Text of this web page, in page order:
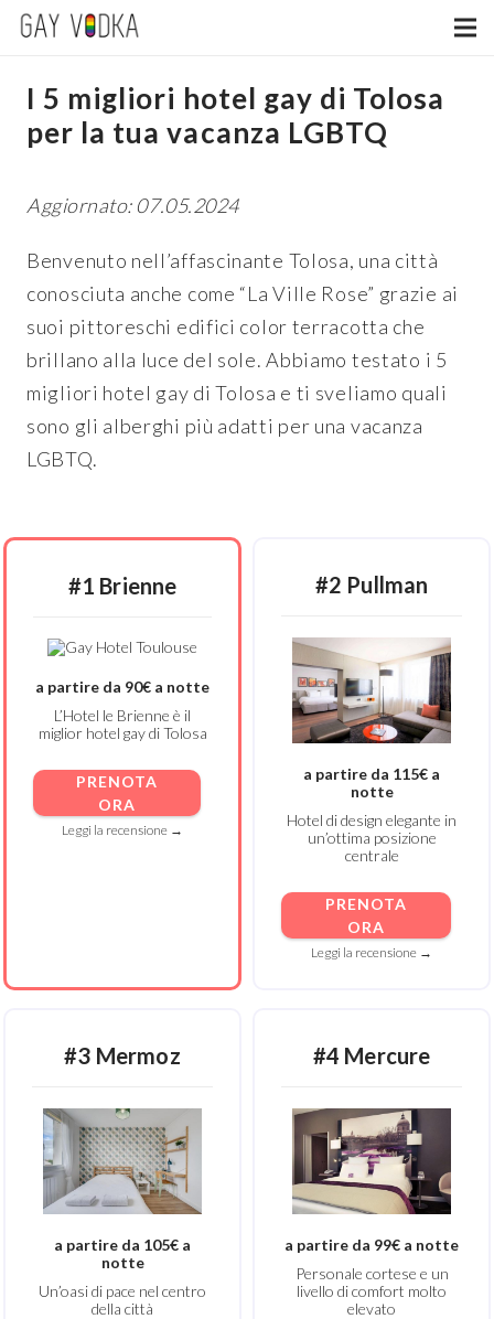
I 5 migliori hotel gay di Tolosa
per la tua vacanza LGBTQ
Aggiornato: 07.05.2024
Benvenuto nell’affascinante Tolosa, una città
conosciuta anche come “La Ville Rose” grazie ai
suoi pittoreschi edifici color terracotta che
brillano alla luce del sole. Abbiamo testato i 5
migliori hotel gay di Tolosa e ti sveliamo quali
sono gli alberghi più adatti per una vacanza
LGBTQ.
#1 Brienne
a partire da 90€ a notte
L’Hotel le Brienne è il
miglior hotel gay di Tolosa
PRENOTA
ORA
Leggi la recensione →
#2 Pullman
a partire da 115€ a
notte
Hotel di design elegante in
un’ottima posizione
centrale
PRENOTA
ORA
Leggi la recensione →
#3 Mermoz
a partire da 105€ a
notte
Un’oasi di pace nel centro
della città
#4 Mercure
a partire da 99€ a notte
Personale cortese e un
livello di comfort molto
elevato